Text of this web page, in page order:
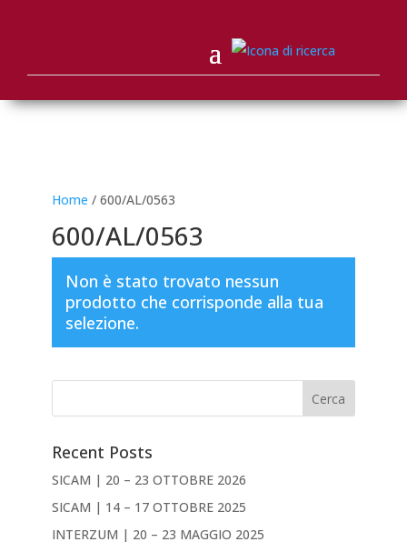
Home / 600/AL/0563
600/AL/0563
Non è stato trovato nessun
prodotto che corrisponde alla tua
selezione.
Cerca
Recent Posts
SICAM | 20 – 23 OTTOBRE 2026
SICAM | 14 – 17 OTTOBRE 2025
INTERZUM | 20 – 23 MAGGIO 2025